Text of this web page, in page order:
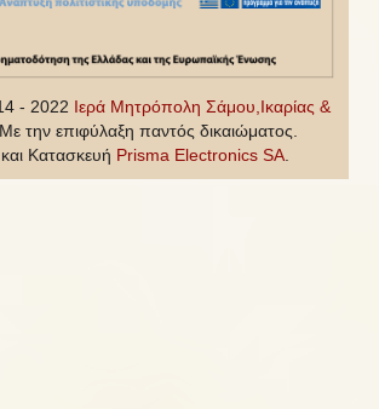
- 2022 Ιερά Μητρόπολη Σάμου,Ικαρίας &
την επιφύλαξη παντός δικαιώματος.
Κατασκευή Prisma Electronics SA